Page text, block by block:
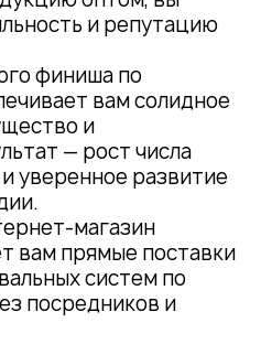
и репутацию
финиша по
вам солидное
и
— рост числа
уверенное развитие
магазин
вам прямые поставки
систем по
посредников и